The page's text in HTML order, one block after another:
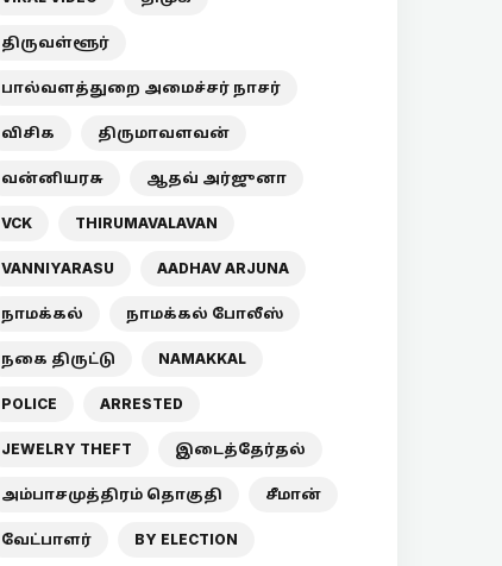
திருவள்ளூர்
பால்வளத்துறை அமைச்சர் நாசர்
விசிக திருமாவளவன்
வன்னியரசு ஆதவ் அர்ஜுனா
VCK THIRUMAVALAVAN
VANNIYARASU AADHAV ARJUNA
நாமக்கல் நாமக்கல் போலீஸ்
நகை திருட்டு NAMAKKAL
POLICE ARRESTED
JEWELRY THEFT இடைத்தேர்தல்
அம்பாசமுத்திரம் தொகுதி சீமான்
வேட்பாளர் BY ELECTION